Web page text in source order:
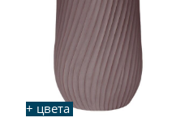
+ цвета